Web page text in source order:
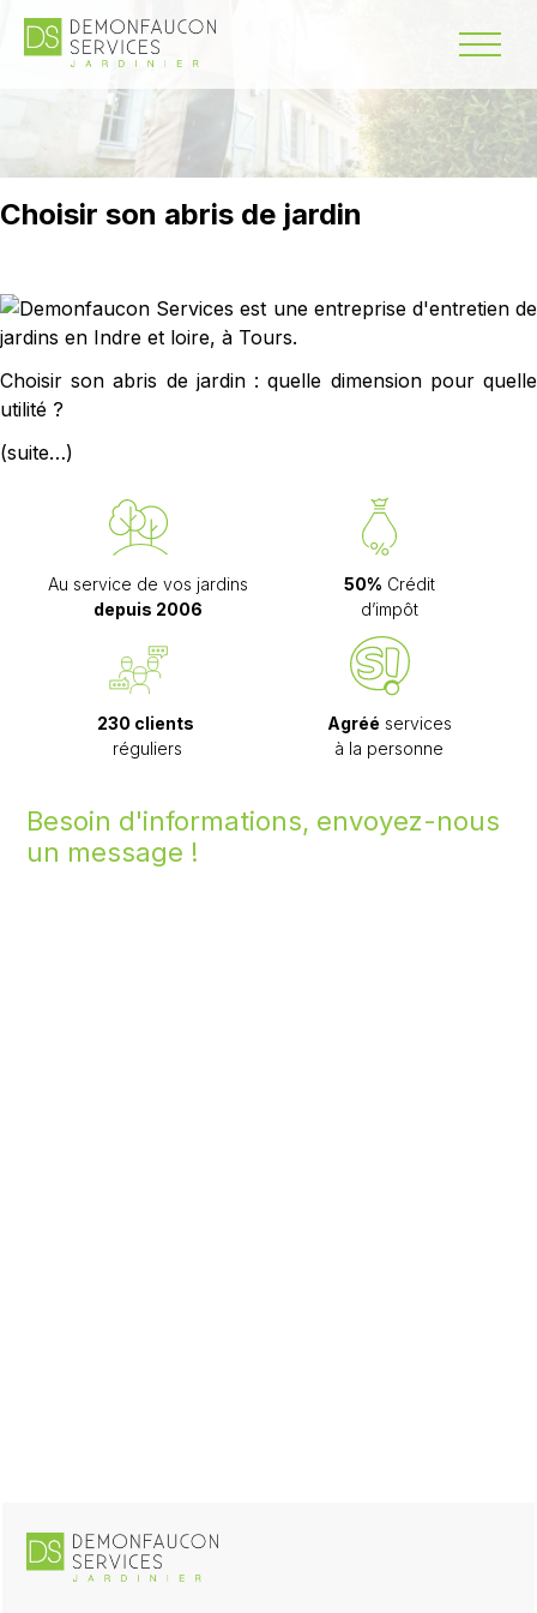
Choisir son abris de jardin
Choisir son abris de jardin : quelle dimension pour quelle
utilité ?
(suite…)
Au service de vos jardins
depuis 2006
50% Crédit
d’impôt
230 clients
réguliers
Agréé services
à la personne
Besoin d'informations, envoyez-nous
un message !